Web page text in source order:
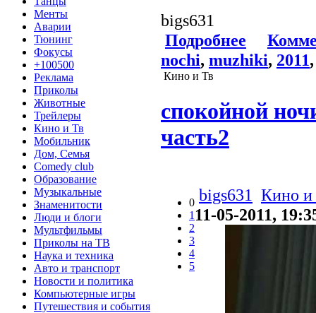
Менты
Аварии
Тюнинг
Фокусы
+100500
Реклама
Приколы
Животные
Трейлеры
Кино и Тв
Мобильник
Дом, Семья
Comedy club
Образование
Музыкальные
Знаменитости
Люди и блоги
Мультфильмы
Приколы на ТВ
Наука и техника
Авто и транспорт
Новости и политика
Компьютерные игры
Путешествия и события
bigs631
Подробнее
nochi, muzhiki, 2011
Кино и Тв
спокойной
часть2
0
1
2
3
4
5
bigs631 Кино и
11-05-2011,